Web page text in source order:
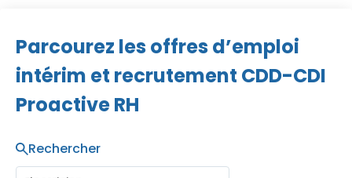
Parcourez les offres d’emploi
intérim et recrutement CDD-CDI
Proactive RH
Rechercher